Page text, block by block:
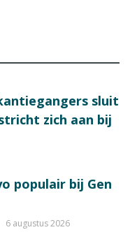
sluit
zich aan bij
populair bij Gen
6 augustus 2026